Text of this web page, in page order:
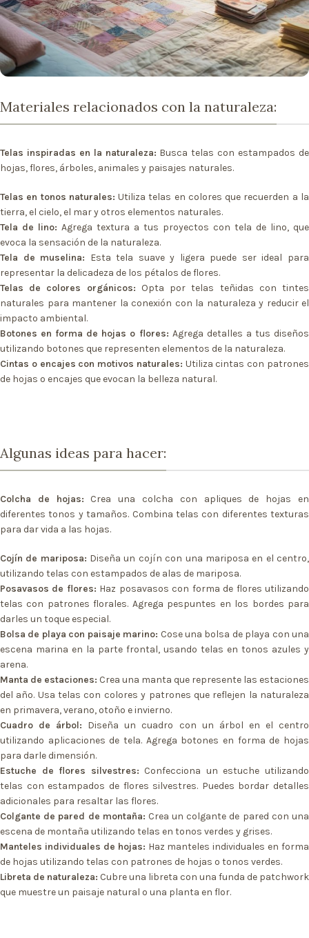
Materiales relacionados con la naturaleza:
Telas inspiradas en la naturaleza: Busca telas con estampados de
hojas, flores, árboles, animales y paisajes naturales.
Telas en tonos naturales: Utiliza telas en colores que recuerden a la
tierra, el cielo, el mar y otros elementos naturales.
Tela de lino: Agrega textura a tus proyectos con tela de lino, que
evoca la sensación de la naturaleza.
Tela de muselina: Esta tela suave y ligera puede ser ideal para
representar la delicadeza de los pétalos de flores.
Telas de colores orgánicos: Opta por telas teñidas con tintes
naturales para mantener la conexión con la naturaleza y reducir el
impacto ambiental.
Botones en forma de hojas o flores: Agrega detalles a tus diseños
utilizando botones que representen elementos de la naturaleza.
Cintas o encajes con motivos naturales: Utiliza cintas con patrones
de hojas o encajes que evocan la belleza natural.
Algunas ideas para hacer:
Colcha de hojas: Crea una colcha con apliques de hojas en
diferentes tonos y tamaños. Combina telas con diferentes texturas
para dar vida a las hojas.
Cojín de mariposa: Diseña un cojín con una mariposa en el centro,
utilizando telas con estampados de alas de mariposa.
Posavasos de flores: Haz posavasos con forma de flores utilizando
telas con patrones florales. Agrega pespuntes en los bordes para
darles un toque especial.
Bolsa de playa con paisaje marino: Cose una bolsa de playa con una
escena marina en la parte frontal, usando telas en tonos azules y
arena.
Manta de estaciones: Crea una manta que represente las estaciones
del año. Usa telas con colores y patrones que reflejen la naturaleza
en primavera, verano, otoño e invierno.
Cuadro de árbol: Diseña un cuadro con un árbol en el centro
utilizando aplicaciones de tela. Agrega botones en forma de hojas
para darle dimensión.
Estuche de flores silvestres: Confecciona un estuche utilizando
telas con estampados de flores silvestres. Puedes bordar detalles
adicionales para resaltar las flores.
Colgante de pared de montaña: Crea un colgante de pared con una
escena de montaña utilizando telas en tonos verdes y grises.
Manteles individuales de hojas: Haz manteles individuales en forma
de hojas utilizando telas con patrones de hojas o tonos verdes.
Libreta de naturaleza: Cubre una libreta con una funda de patchwork
que muestre un paisaje natural o una planta en flor.